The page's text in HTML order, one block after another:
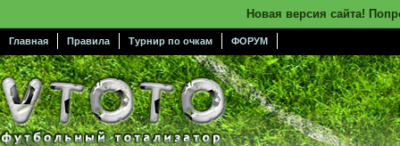
Новая версия сайта!
Главная Правила Турнир по очкам ФОРУМ